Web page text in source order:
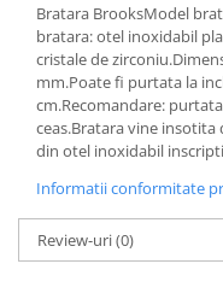
Bratara BrooksModel
bratara: otel inoxidabil
cristale de
mm.Poate fi purtata la
cm.Recomandare:
ceas.Bratara vine
din otel inoxidabil
Informatii conformitate
Review-uri(0)